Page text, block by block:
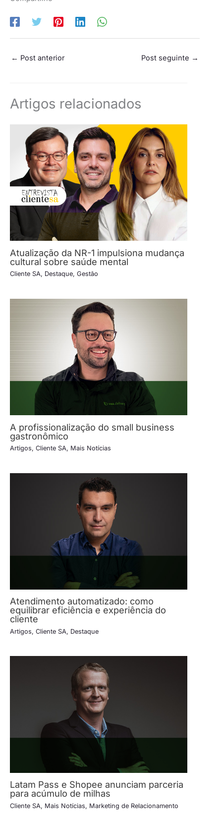
← Post anterior Post seguinte →
Artigos relacionados
Atualização da NR-1 impulsiona mudança
cultural sobre saúde mental
Cliente SA, Destaque, Gestão
A profissionalização do small business
gastronômico
Artigos, Cliente SA, Mais Notícias
Atendimento automatizado: como
equilibrar eficiência e experiência do
cliente
Artigos, Cliente SA, Destaque
Latam Pass e Shopee anunciam parceria
para acúmulo de milhas
Cliente SA, Mais Notícias, Marketing de Relacionamento